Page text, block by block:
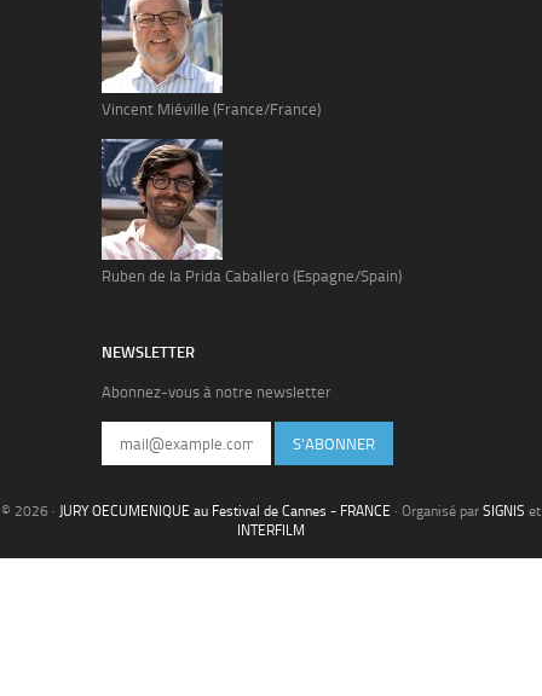
Vincent Miéville (France/France)
Ruben de la Prida Caballero (Espagne/Spain)
NEWSLETTER
Abonnez-vous à notre newsletter
S'ABONNER
© 2026 · JURY OECUMENIQUE au Festival de Cannes - FRANCE · Organisé par SIGNIS et
INTERFILM